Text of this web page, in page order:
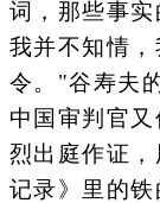
词，那些事
我并不知情
令。"谷寿夫
中国审判官
烈出庭作证
记录》里的